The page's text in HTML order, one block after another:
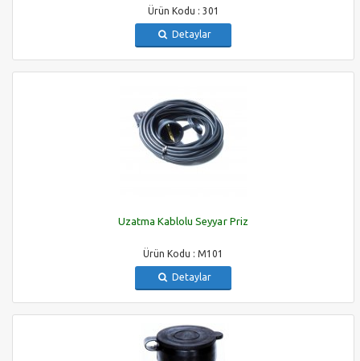
Ürün Kodu : 301
Detaylar
Uzatma Kablolu Seyyar Priz
Ürün Kodu : M101
Detaylar